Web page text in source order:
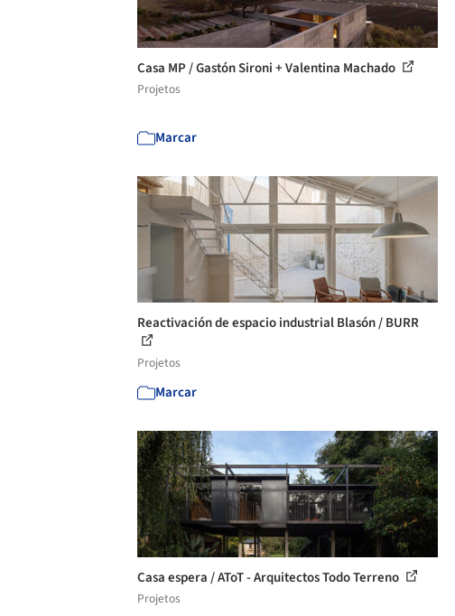
Casa MP / Gastón Sironi + Valentina Machado
Projetos
Marcar
Reactivación de espacio industrial Blasón / BURR
Projetos
Marcar
Casa espera / AToT - Arquitectos Todo Terreno
Projetos